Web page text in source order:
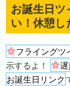
お誕生日
い！休憩し
フライングツ
示するよ！
お誕生日リンク